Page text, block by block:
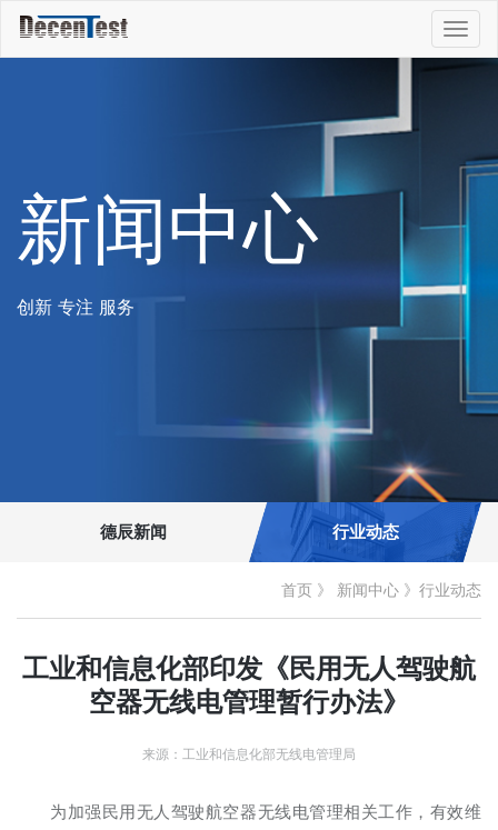
新闻中心
创新 专注 服务
德辰新闻 行业动态
首页 》 新闻中心 》 行业动态
工业和信息化部印发《民用无人驾驶航
空器无线电管理暂行办法》
来源：工业和信息化部无线电管理局
为加强民用无人驾驶航空器无线电管理相关工作，有效维